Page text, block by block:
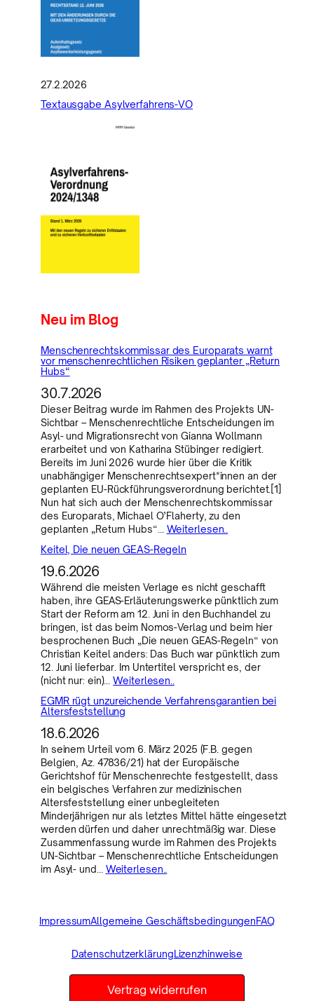
27.2.2026
Textausgabe Asylverfahrens-VO
Neu im Blog
Menschenrechtskommissar des Europarats warnt
vor menschenrechtlichen Risiken geplanter „Return
Hubs“
30.7.2026
Dieser Beitrag wurde im Rahmen des Projekts UN-
Sichtbar – Menschenrechtliche Entscheidungen im
Asyl- und Migrationsrecht von Gianna Wollmann
erarbeitet und von Katharina Stübinger redigiert.
Bereits im Juni 2026 wurde hier über die Kritik
unabhängiger Menschenrechtsexpert*innen an der
geplanten EU-Rückführungsverordnung berichtet.[1]
Nun hat sich auch der Menschenrechtskommissar
des Europarats, Michael O’Flaherty, zu den
geplanten „Return Hubs“… Weiterlesen..
Keitel, Die neuen GEAS-Regeln
19.6.2026
Während die meisten Verlage es nicht geschafft
haben, ihre GEAS-Erläuterungswerke pünktlich zum
Start der Reform am 12. Juni in den Buchhandel zu
bringen, ist das beim Nomos-Verlag und beim hier
besprochenen Buch „Die neuen GEAS-Regeln“ von
Christian Keitel anders: Das Buch war pünktlich zum
12. Juni lieferbar. Im Untertitel verspricht es, der
(nicht nur: ein)…Weiterlesen..
EGMR rügt unzureichende Verfahrensgarantien bei
Altersfeststellung
18.6.2026
In seinem Urteil vom 6. März 2025 (F.B. gegen
Belgien, Az. 47836/21) hat der Europäische
Gerichtshof für Menschenrechte festgestellt, dass
ein belgisches Verfahren zur medizinischen
Altersfeststellung einer unbegleiteten
Minderjährigen nur als letztes Mittel hätte eingesetzt
werden dürfen und daher unrechtmäßig war. Diese
Zusammenfassung wurde im Rahmen des Projekts
UN-Sichtbar – Menschenrechtliche Entscheidungen
im Asyl- und… Weiterlesen..
ImpressumAllgemeine GeschäftsbedingungenFAQ
DatenschutzerklärungLizenzhinweise
Vertrag widerrufen